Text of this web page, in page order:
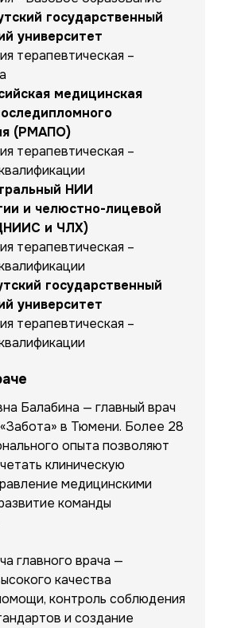
государственный
университет
терапевтическая –
медицинская
(РМАПО)
терапевтическая –
НИИ
и челюстно-лицевой
и ЧЛХ)
терапевтическая –
государственный
университет
терапевтическая –
Балабина — главный врач
в Тюмени. Более 28
опыта позволяют
клиническую
медицинскими
команды
главного врача —
качества
контроль соблюдения
и создание